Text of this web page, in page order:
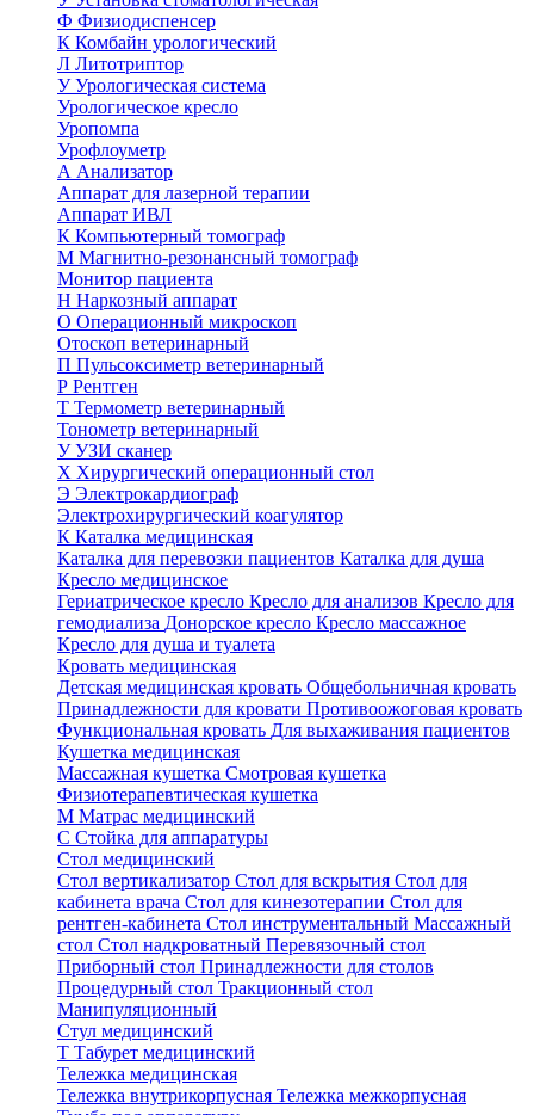
Ф Физиодиспенсер
К Комбайн урологический
Л Литотриптор
УУрологическая система
Урологическое кресло
Уропомпа
Урофлоуметр
А Анализатор
Аппарат для лазерной терапии
Аппарат ИВЛ
К Компьютерный томограф
М Магнитно-резонансный томограф
Монитор пациента
Н Наркозный аппарат
О Операционный микроскоп
Отоскоп ветеринарный
П Пульсоксиметр ветеринарный
Р Рентген
Т Термометр ветеринарный
Тонометр ветеринарный
УУЗИ сканер
Х Хирургический операционный стол
Э Электрокардиограф
Электрохирургический коагулятор
К Каталка медицинская
Каталка для перевозки пациентов Каталка для душа
Кресло медицинское
Гериатрическое кресло Кресло для анализов Кресло для
гемодиализа Донорское кресло Кресло массажное
Кресло для душа и туалета
Кровать медицинская
Детская медицинская кровать Общебольничная кровать
Принадлежности для кровати Противоожоговая кровать
Функциональная кровать Для выхаживания пациентов
Кушетка медицинская
Массажная кушетка Смотровая кушетка
Физиотерапевтическая кушетка
М Матрас медицинский
С Стойка для аппаратуры
Стол медицинский
Стол вертикализатор Стол для вскрытия Стол для
кабинета врача Стол для кинезотерапии Стол для
рентген-кабинета Стол инструментальный Массажный
стол Стол надкроватный Перевязочный стол
Приборный стол Принадлежности для столов
Процедурный стол Тракционный стол
Манипуляционный
Стул медицинский
Т Табурет медицинский
Тележка медицинская
Тележка внутрикорпусная Тележка межкорпусная